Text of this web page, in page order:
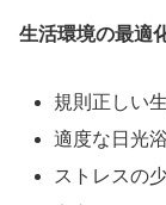
生活環境の最適
規則正しい
適度な日光
ストレスの